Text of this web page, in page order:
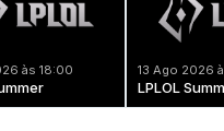
às 18:00 13 Ago 2026
LPLOL